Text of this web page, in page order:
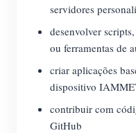
servidores
desenvolver
ou ferramentas de
criar aplicações
dispositivo
contribuir com
GitHub